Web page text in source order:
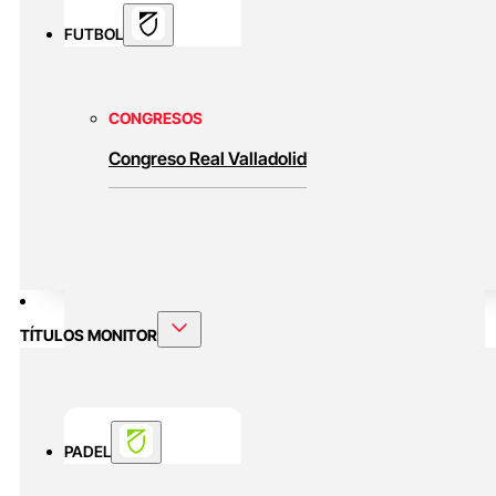
FUTBOL
CONGRESOS
Congreso Real Valladolid
TÍTULOS MONITOR
PADEL